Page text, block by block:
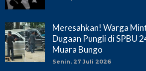
Meresahkan! Warga
Dugaan Pungli di SPBU
Muara Bungo
Senin, 27 Juli 2026